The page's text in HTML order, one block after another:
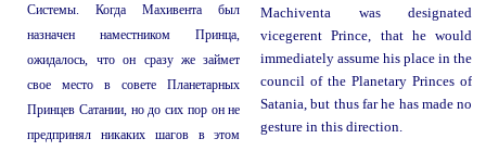
Системы. Когда Махивента был
назначен наместником Принца,
ожидалось, что он сразу же займет
свое место в совете Планетарных
Принцев Сатании, но до сих пор он не
предпринял никаких шагов в этом
Machiventa was designated
vicegerent Prince, that he would
immediately assume his place in the
council of the Planetary Princes of
Satania, but thus far he has made no
gesture in this direction.